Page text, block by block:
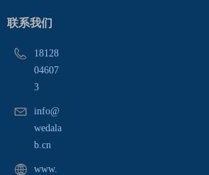
联系我们
18128
04607
3
info@
wedala
b.cn
www.